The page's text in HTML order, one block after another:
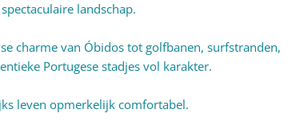
landschap.
charme van Óbidos tot golfbanen, surfstranden,
Portugese stadjes vol karakter.
leven opmerkelijk comfortabel.